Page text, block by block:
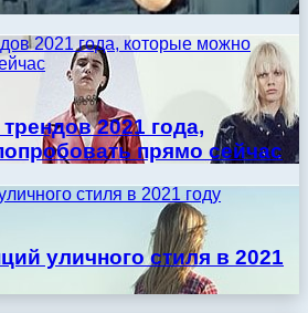
2021 года, которые можно
2021 года,
прямо сейчас
стиля в 2021 году
уличного стиля в 2021